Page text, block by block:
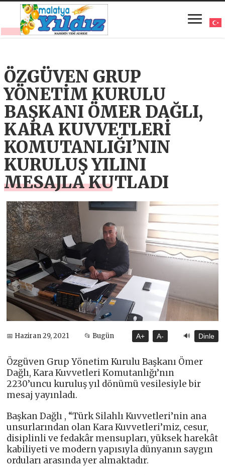
ÖZGÜVEN GRUP
YÖNETİM KURULU
BAŞKANI ÖMER DAĞLI,
KARA KUVVETLERİ
KOMUTANLIĞI’NIN
KURULUŞ YILINI
MESAJLA KUTLADI
📅 Haziran 29, 2021 📂 Bugün A+ A- 🔊 Dinle
Özgüven Grup Yönetim Kurulu Başkanı Ömer
Dağlı, Kara Kuvvetleri Komutanlığı’nın
2230’uncu kuruluş yıl dönümü vesilesiyle bir
mesaj yayınladı.
Başkan Dağlı , “Türk Silahlı Kuvvetleri’nin ana
unsurlarından olan Kara Kuvvetleri’miz, cesur,
disiplinli ve fedakâr mensupları, yüksek harekât
kabiliyeti ve modern yapısıyla dünyanın saygın
orduları arasında yer almaktadır.